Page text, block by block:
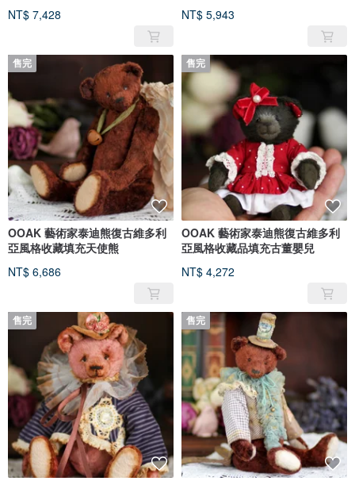
NT$ 7,428
NT$ 5,943
售完
OOAK 藝術家泰迪熊復古維多利
亞風格收藏填充天使熊
NT$ 6,686
售完
OOAK 藝術家泰迪熊復古維多利
亞風格收藏品填充古董嬰兒
NT$ 4,272
售完 售完